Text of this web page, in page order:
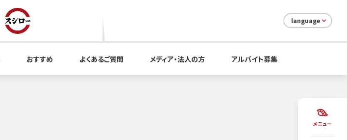
メニュー
language
おすすめ よくあるご質問 メディア・法人の方 アルバイト募集